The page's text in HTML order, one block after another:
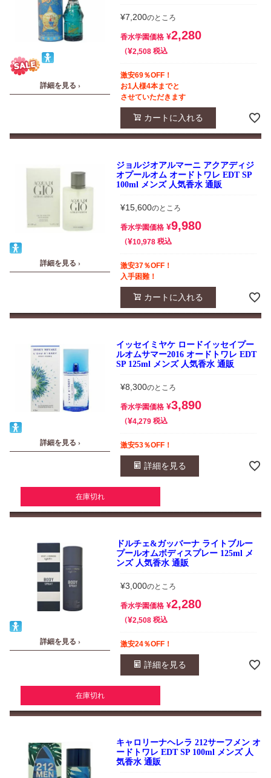
詳細を見る ›
¥7,200のところ
香水学園価格 ¥2,280
¥2,508 税込
激安69％OFF！
お1人様4本までと
させていただきます
カートに入れる
詳細を見る ›
ジョルジオアルマーニ アクアディジ
オプールオム オードトワレ EDT SP
100ml メンズ 人気香水 通販
¥15,600のところ
香水学園価格 ¥9,980
¥10,978 税込
激安37％OFF！
入手困難！
カートに入れる
詳細を見る ›
イッセイミヤケ ロードイッセイプー
ルオムサマー2016 オードトワレ EDT
SP 125ml メンズ 人気香水 通販
¥8,300のところ
香水学園価格 ¥3,890
¥4,279 税込
激安53％OFF！
詳細を見る
在庫切れ
詳細を見る ›
ドルチェ&ガッバーナ ライトブルー
プールオムボディスプレー 125ml メ
ンズ 人気香水 通販
¥3,000のところ
香水学園価格 ¥2,280
¥2,508 税込
激安24％OFF！
詳細を見る
在庫切れ
キャロリーナヘレラ 212サーフメン オ
ードトワレ EDT SP 100ml メンズ 人
気香水 通販